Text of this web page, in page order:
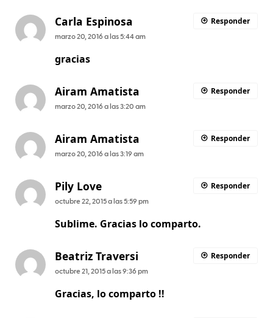
Carla Espinosa
marzo 20, 2016 a las 5:44 am
gracias
Responder
Airam Amatista
marzo 20, 2016 a las 3:20 am
Responder
Airam Amatista
marzo 20, 2016 a las 3:19 am
Responder
Pily Love
octubre 22, 2015 a las 5:59 pm
Sublime. Gracias lo comparto.
Responder
Beatriz Traversi
octubre 21, 2015 a las 9:36 pm
Gracias, lo comparto !!
Responder